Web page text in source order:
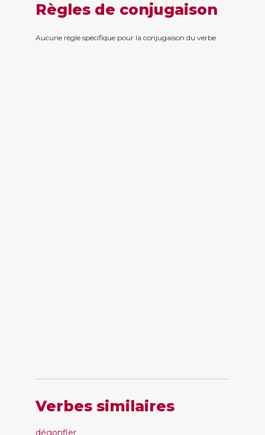
Règles de conjugaison
Aucune règle spécifique pour la conjugaison du verbe
Verbes similaires
dégonfler